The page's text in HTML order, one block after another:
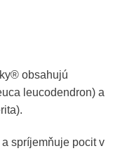
obsahujú
leucodendron) a
spríjemňuje pocit v